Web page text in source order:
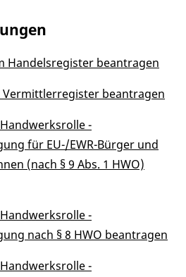
Handelsregister beantragen
Vermittlerregister beantragen
-
für EU-/EWR-Bürger und
(nach § 9 Abs. 1 HWO)
-
nach § 8 HWO beantragen
-